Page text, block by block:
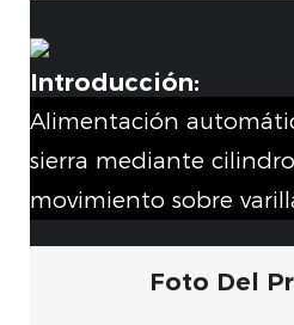
Introducción:
Alimentación
sierra mediante
movimiento sobre
Foto Del